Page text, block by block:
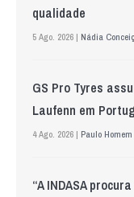
qualidade
5 Ago. 2026 | Nádia
GS Pro Tyres
Laufenn em
4 Ago. 2026 | Paulo Homem
“A INDASA